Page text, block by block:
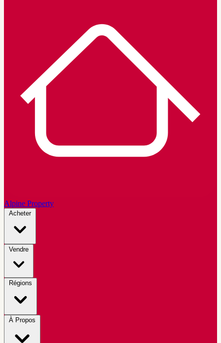
Alpine Property
Acheter
Vendre
Régions
À Propos